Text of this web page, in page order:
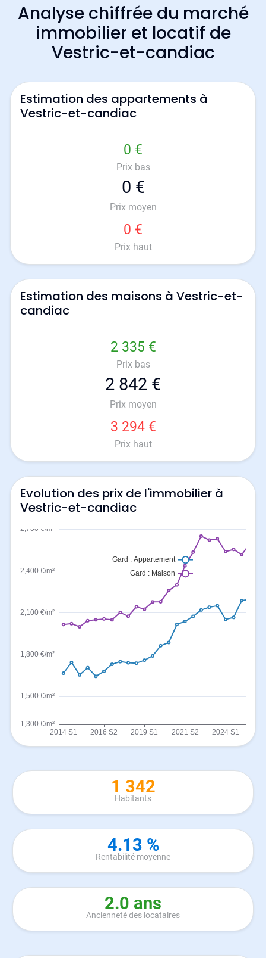
Analyse chiffrée du marché
immobilier et locatif de
Vestric-et-candiac
Estimation des appartements à
Vestric-et-candiac
0 €
Prix bas
0 €
Prix moyen
0 €
Prix haut
Estimation des maisons à Vestric-et-
candiac
2 335 €
Prix bas
2 842 €
Prix moyen
3 294 €
Prix haut
Evolution des prix de l'immobilier à
Vestric-et-candiac
1 342
Habitants
4.13 %
Rentabilité moyenne
2.0 ans
Ancienneté des locataires